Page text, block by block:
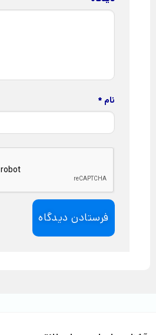
نام *